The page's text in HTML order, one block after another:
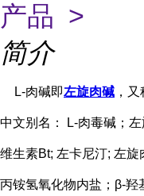
产品 >
简介
L-肉碱即左旋肉碱 ，
中文别名： L-肉毒碱；
维生素Bt; 左卡尼汀; 左
丙铵氢氧化物内盐；β-羟